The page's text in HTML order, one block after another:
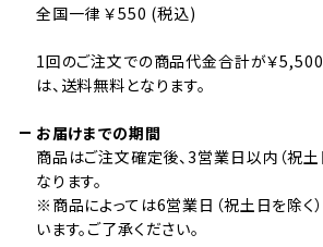
全国一律 ￥550 (税込)
1回のご注文での商品代金合計が￥
は、送料無料となります。
お届けまでの期間
商品はご注文確定後、3営業日以内（祝土
なります。
※商品によっては6営業日（祝土日を除く
います。ご了承ください。